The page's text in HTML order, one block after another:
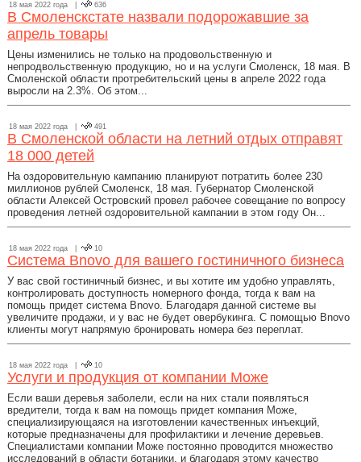
18 мая 2022 года | 636
В Смоленскстате назвали подорожавшие за
апрель товары
Цены изменились не только на продовольственную и
непродвольственную продукцию, но и на услуги Смоленск, 18 мая. В
Смоленской области протребительский цены в апреле 2022 года
выросли на 2.3%. Об этом...
18 мая 2022 года | 491
В Смоленской области на летний отдых отправят
18 000 детей
На оздоровительную кампанию планируют потратить более 230
миллионов рублей Смоленск, 18 мая. Губернатор Смоленской
области Алексей Островский провел рабочее совещание по вопросу
проведения летней оздоровительной кампании в этом году Он...
18 мая 2022 года | 10
Система Bnovo для вашего гостиничного бизнеса
У вас свой гостиничный бизнес, и вы хотите им удобно управлять,
контролировать доступность номерного фонда, тогда к вам на
помощь придет система Bnovo. Благодаря данной системе вы
увеличите продажи, и у вас не будет овербукинга. С помощью Bnovo
клиенты могут напрямую бронировать номера без переплат.
18 мая 2022 года | 10
Услуги и продукция от компании Може
Если ваши деревья заболели, если на них стали появляться
вредители, тогда к вам на помощь придет компания Може,
специализирующаяся на изготовлении качественных инъекций,
которые предназначены для профилактики и лечение деревьев.
Специалистами компании Може постоянно проводится множество
исследований в области ботаники, и благодаря этому качество